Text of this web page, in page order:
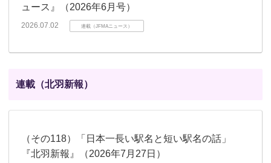
ュース』（2026年6月号）
2026.07.02 連載（JFMAニュース）
連載（北羽新報）
（その118）「日本一長い駅名と短い駅名の話」
『北羽新報』（2026年7月27日）